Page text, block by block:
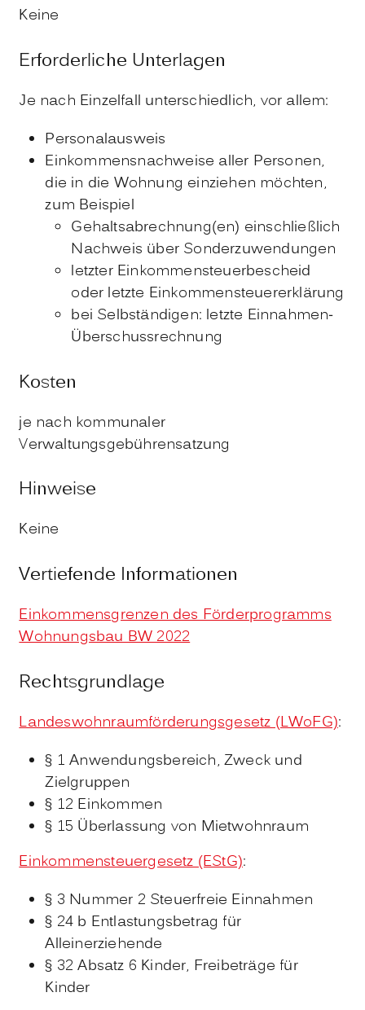
Keine
Erforderliche Unterlagen
Je nach Einzelfall unterschiedlich, vor allem:
Personalausweis
Einkommensnachweise aller Personen,
die in die Wohnung einziehen möchten,
zum Beispiel
Gehaltsabrechnung(en) einschließlich
Nachweis über Sonderzuwendungen
letzter Einkommensteuerbescheid
oder letzte Einkommensteuererklärung
bei Selbständigen: letzte Einnahmen-
Überschussrechnung
Kosten
je nach kommunaler
Verwaltungsgebührensatzung
Hinweise
Keine
Vertiefende Informationen
Einkommensgrenzen des Förderprogramms
Wohnungsbau BW 2022
Rechtsgrundlage
Landeswohnraumförderungsgesetz (LWoFG):
§ 1Anwendungsbereich, Zweck und
Zielgruppen
§ 12 Einkommen
§ 15 Überlassung von Mietwohnraum
Einkommensteuergesetz (EStG):
§ 3 Nummer 2 Steuerfreie Einnahmen
§ 24 b Entlastungsbetrag für
Alleinerziehende
§ 32 Absatz 6 Kinder, Freibeträge für
Kinder